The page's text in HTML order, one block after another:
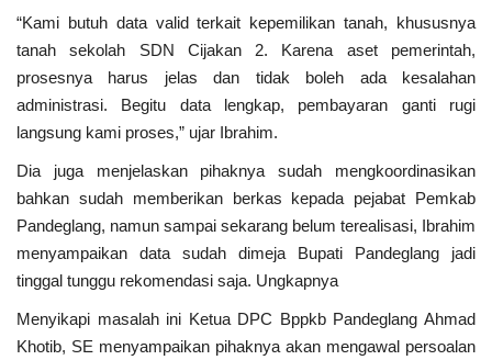
TNI
Daerah
Pendidikan
Budaya
Peristiwa
“Kami butuh data valid terkait kepemilikan tanah, khususnya
tanah sekolah SDN Cijakan 2. Karena aset pemerintah,
prosesnya harus jelas dan tidak boleh ada kesalahan
administrasi. Begitu data lengkap, pembayaran ganti rugi
langsung kami proses,” ujar Ibrahim.
Dia juga menjelaskan pihaknya sudah mengkoordinasikan
bahkan sudah memberikan berkas kepada pejabat Pemkab
Pandeglang, namun sampai sekarang belum terealisasi, Ibrahim
menyampaikan data sudah dimeja Bupati Pandeglang jadi
tinggal tunggu rekomendasi saja. Ungkapnya
Menyikapi masalah ini Ketua DPC Bppkb Pandeglang Ahmad
Khotib, SE menyampaikan pihaknya akan mengawal persoalan